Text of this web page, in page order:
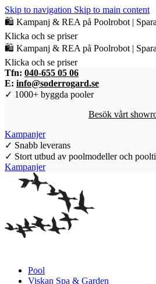
Skip to navigation Skip to main content
🛍️ Kampanj & REA på Poolrobot |
Klicka och se priser
🛍️ Kampanj & REA på Poolrobot |
Klicka och se priser
Tfn: 040-655 05 06
E: info@soderrogard.se
✓ 1000+ byggda pooler
Besök vårt
Kampanjer
✓ Snabb leverans
✓ Stort utbud av poolmodeller och
Kampanjer
Pool
Viskan Spa & Garden